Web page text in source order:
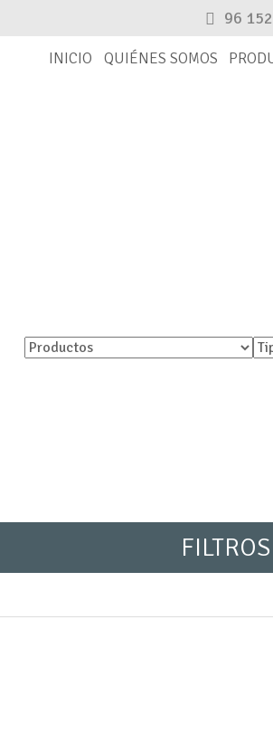
96
INICIO QUIÉNES SOMOS